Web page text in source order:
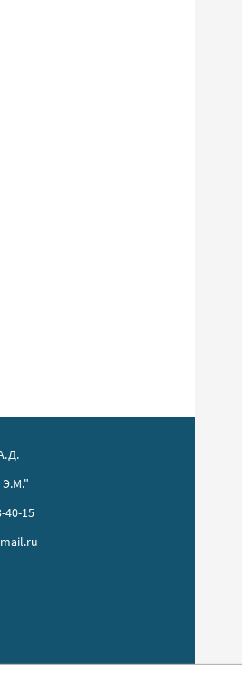
Э.М."
40-15